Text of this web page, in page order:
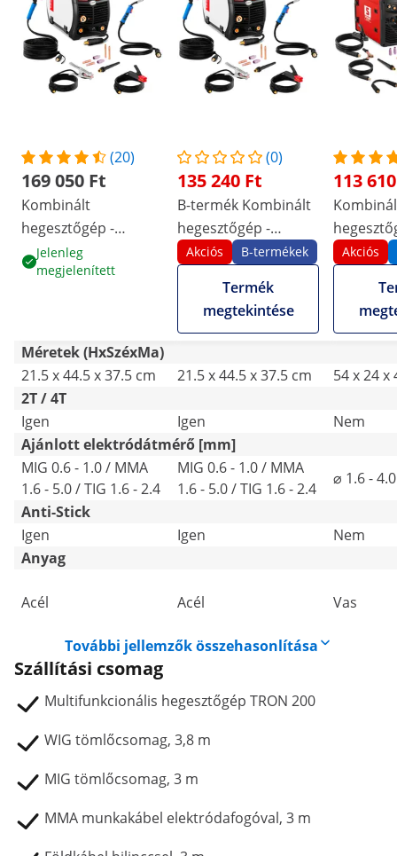
(20)
169 050 Ft
Kombinált
hegesztőgép -
digitális - WIG -
MIG/MAG - MMA -
Jelenleg
megjelenített
(0)
135 240 Ft
B-termék Kombinált
hegesztőgép -
digitális - WIG -
MIG/MAG - MMA -
Akciós B-termékek
Termék
megtekintése
113
230 V -
Akciós
Méretek (HxSzéxMa)
21.5 x 44.5 x 37.5 cm
21.5 x 44.5 x 37.5 cm
54 x 24 x
2T / 4T
Igen
Igen
Nem
Ajánlott elektródátmérő [mm]
MIG 0.6 - 1.0 / MMA
1.6 - 5.0 / TIG 1.6 - 2.4
MIG 0.6 - 1.0 / MMA
1.6 - 5.0 / TIG 1.6 - 2.4
⌀ 1.6 - 4.0
Anti-Stick
Igen
Igen
Nem
Anyag
Acél Acél Vas
További jellemzők összehasonlítása
Szállítási csomag
Multifunkcionális hegesztőgép TRON 200
WIG tömlőcsomag, 3,8 m
MIG tömlőcsomag, 3 m
MMA munkakábel elektródafogóval, 3 m